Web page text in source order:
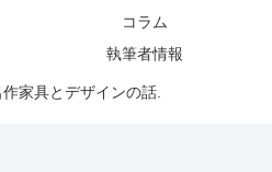
コラム
執筆者情報
家具とデザインの話.